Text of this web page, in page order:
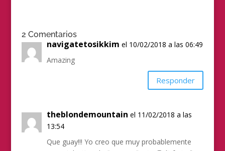
2 Comentarios
navigatetosikkim el 10/02/2018 a las 06:49
Amazing
Responder
theblondemountain el 11/02/2018 a las
13:54
Que guay!!! Yo creo que muy probablemente